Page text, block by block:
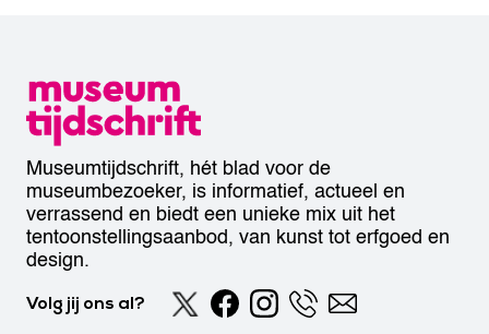
Museumtijdschrift, hét blad voor de
museumbezoeker, is informatief, actueel en
verrassend en biedt een unieke mix uit het
tentoonstellingsaanbod, van kunst tot erfgoed en
design.
Volg jij ons al?